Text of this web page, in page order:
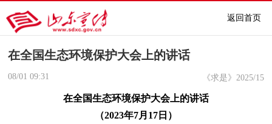
返回首页
在全国生态环境保护大会上的讲话
08/01 09:31 《求是》2025/15
在全国生态环境保护大会上的讲话
（2023年7月17日）